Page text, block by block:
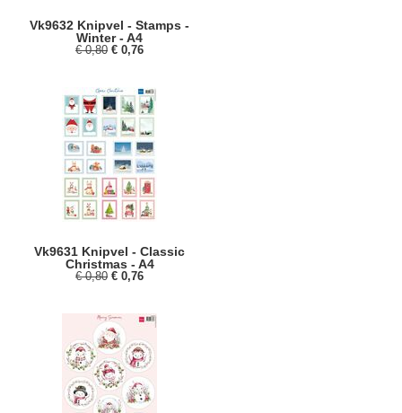
Vk9632 Knipvel - Stamps -
Winter - A4
€ 0,80 € 0,76
Vk9631 Knipvel - Classic
Christmas - A4
€ 0,80 € 0,76